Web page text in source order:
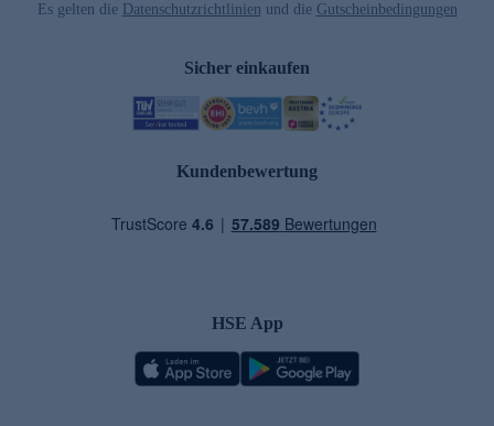
Es gelten die Datenschutzrichtlinien und die Gutscheinbedingungen
Sicher einkaufen
Kundenbewertung
HSE App